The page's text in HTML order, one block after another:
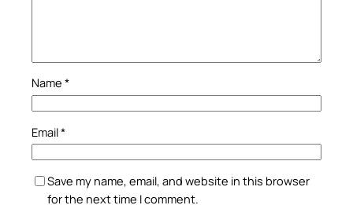
Name *
Email*
Save my name, email, and website in this browser
for the next time I comment.